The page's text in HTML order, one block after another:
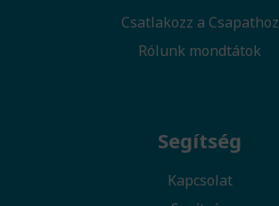
Csatlakozz a Csapathoz
Rólunk mondtátok
Segítség
Kapcsolat